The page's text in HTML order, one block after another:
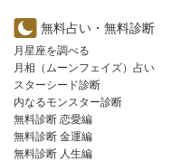
無料占い・無料診断
月星座を調べる
月相（ムーンフェイズ）占い
スターシード診断
内なるモンスター診断
無料診断 恋愛編
無料診断 金運編
無料診断 人生編